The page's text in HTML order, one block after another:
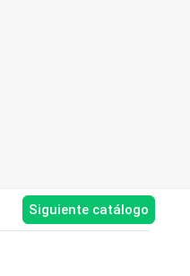
Siguiente catálogo